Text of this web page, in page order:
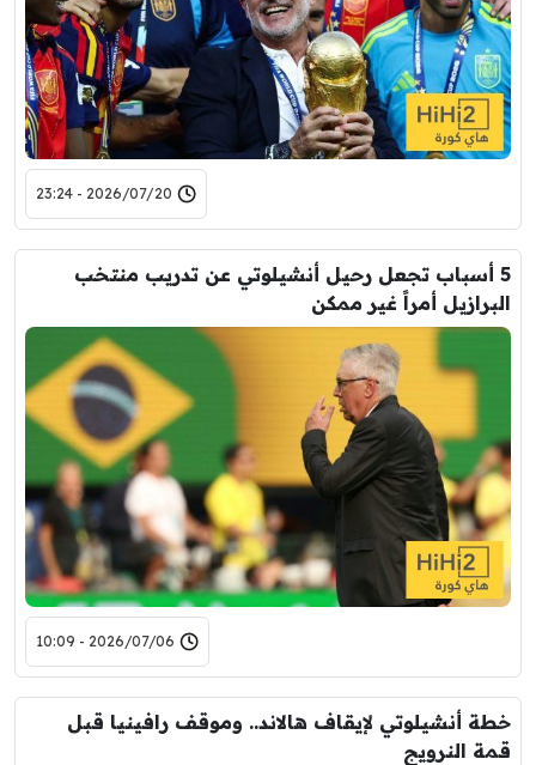
2026/07/20 - 23:24
5 أسباب تجعل رحيل أنشيلوتي عن تدريب منتخب
البرازيل أمراً غير ممكن
2026/07/06 - 10:09
خطة أنشيلوتي لإيقاف هالاند.. وموقف رافينيا قبل
قمة النرويج